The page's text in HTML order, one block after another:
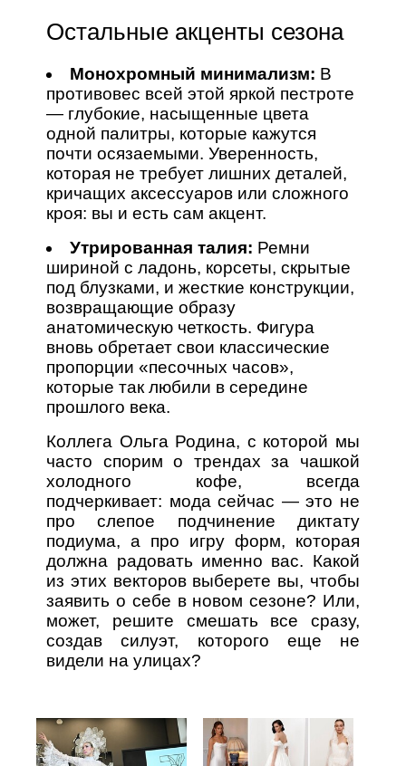
Остальные акценты сезона
Монохромный минимализм: В
противовес всей этой яркой пестроте
— глубокие, насыщенные цвета
одной палитры, которые кажутся
почти осязаемыми. Уверенность,
которая не требует лишних деталей,
кричащих аксессуаров или сложного
кроя: вы и есть сам акцент.
Утрированная талия: Ремни
шириной с ладонь, корсеты, скрытые
под блузками, и жесткие конструкции,
возвращающие образу
анатомическую четкость. Фигура
вновь обретает свои классические
пропорции «песочных часов»,
которые так любили в середине
прошлого века.
Коллега Ольга Родина, с которой мы
часто спорим о трендах за чашкой
холодного кофе, всегда
подчеркивает: мода сейчас — это не
про слепое подчинение диктату
подиума, а про игру форм, которая
должна радовать именно вас. Какой
из этих векторов выберете вы, чтобы
заявить о себе в новом сезоне? Или,
может, решите смешать все сразу,
создав силуэт, которого еще не
видели на улицах?